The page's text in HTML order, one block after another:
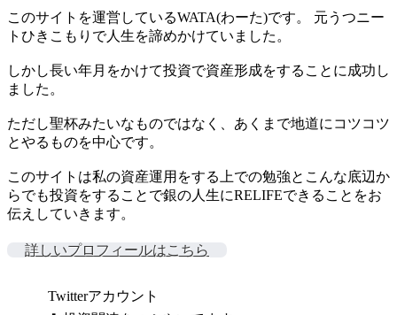
このサイトを運営しているWATA(わーた)です。 元うつニー
トひきこもりで人生を諦めかけていました。
しかし長い年月をかけて投資で資産形成をすることに成功し
ました。
ただし聖杯みたいなものではなく、あくまで地道にコツコツ
とやるものを中心です。
このサイトは私の資産運用をする上での勉強とこんな底辺か
らでも投資をすることで銀の人生にRELIFEできることをお
伝えしていきます。
詳しいプロフィールはこちら
Twitterアカウント